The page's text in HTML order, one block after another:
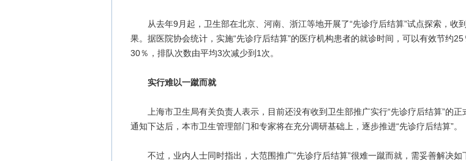
从去年9月起，卫生部在北京、河南、浙江等地开展了“先诊疗后结算”试点探索，收
果。据医院协会统计，实施“先诊疗后结算”的医疗机构患者的就诊时间，可以有效节约
30％，排队次数由平均3次减少到1次。
实行难以一蹴而就
上海市卫生局有关负责人表示，目前还没有收到卫生部推广实行“先诊疗后结算”的正
通知下达后，本市卫生管理部门和专家将在充分调研基础上，逐步推进“先诊疗后结算”。
不过，业内人士同时指出，大范围推广“先诊疗后结算”很难一蹴而就，需妥善解决如